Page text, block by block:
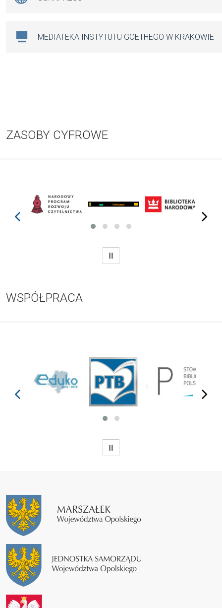
MEDIATEKA INSTYTUTU GOETHEGO W KRAKOWIE
ZASOBY CYFROWE
prev next
WSTRZYMAJ
WSPÓŁPRACA
prev next
WSTRZYMAJ